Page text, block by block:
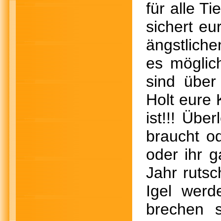
für alle
sichert
es
sind
Holt eure
ist!!!
braucht
oder ihr
Jahr
Igel
brechen